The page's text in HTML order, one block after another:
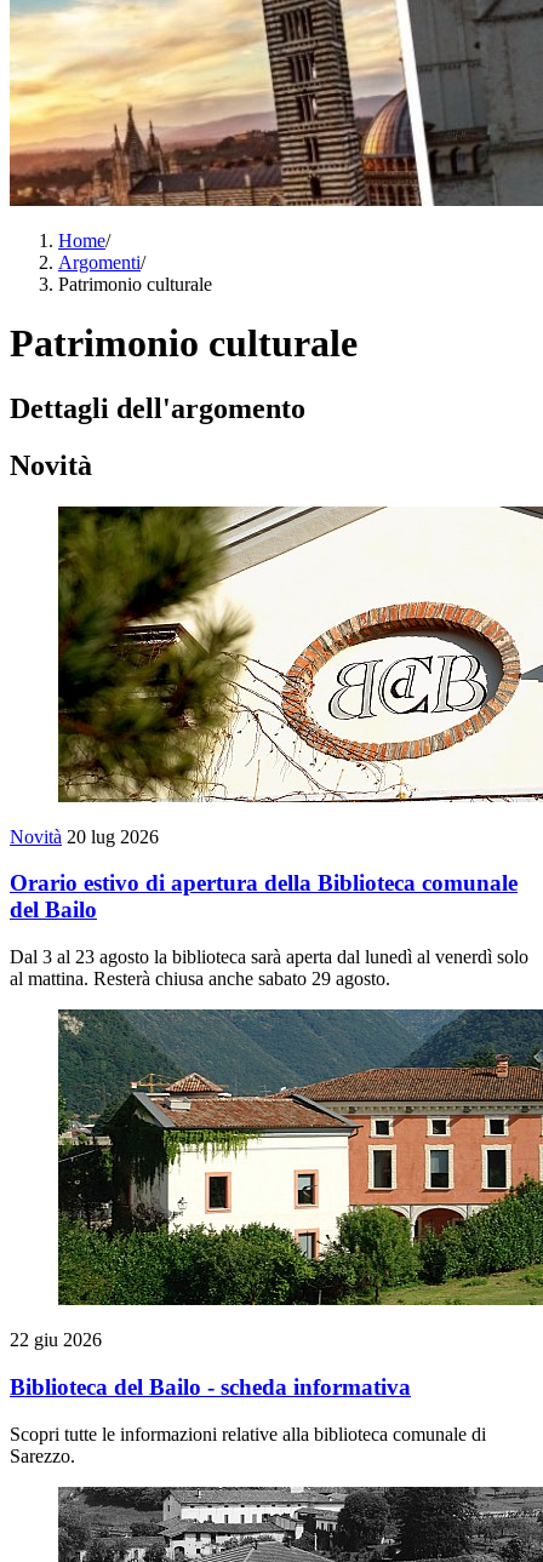
Home/
Argomenti/
Patrimonio culturale
Patrimonio culturale
Dettagli dell'argomento
Novità
Novità 20 lug 2026
Orario estivo di apertura della Biblioteca comunale
del Bailo
Dal 3 al 23 agosto la biblioteca sarà aperta dal lunedì al venerdì solo
al mattina. Resterà chiusa anche sabato 29 agosto.
22 giu 2026
Biblioteca del Bailo - scheda informativa
Scopri tutte le informazioni relative alla biblioteca comunale di
Sarezzo.